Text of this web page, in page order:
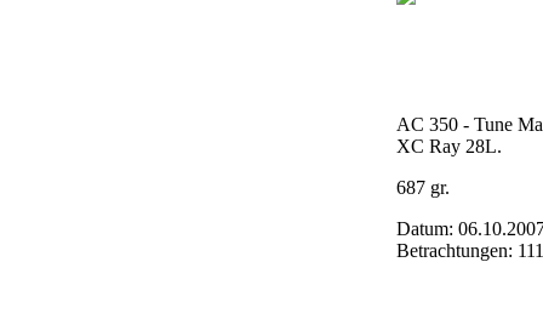
AC 350 - Tune
XC Ray 28L.
687 gr.
Datum:
Betrachtungen: